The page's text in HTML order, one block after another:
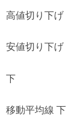
高値切り下げ
安値切り下げ
下
移動平均線 下